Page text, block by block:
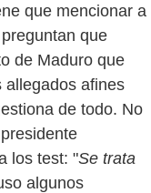
que mencionar a
que
de Maduro que
allegados afines
de todo. No
los test: "Se trata
algunos